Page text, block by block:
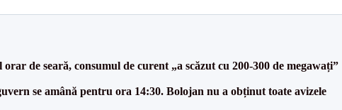
de seară, consumul de curent „a scăzut cu 200-300 de megawați”
se amână pentru ora 14:30. Bolojan nu a obținut toate avizele